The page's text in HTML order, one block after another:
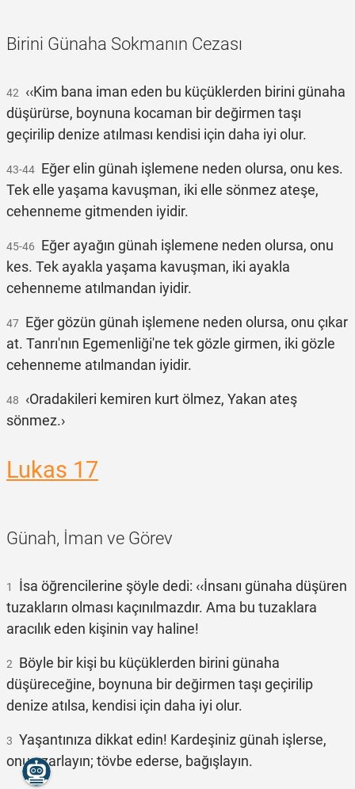
Birini Günaha Sokmanın Cezası
42 ‹‹Kim bana iman eden bu küçüklerden birini günaha
düşürürse, boynuna kocaman bir değirmen taşı
geçirilip denize atılması kendisi için daha iyi olur.
43-44 Eğer elin günah işlemene neden olursa, onu kes.
Tek elle yaşama kavuşman, iki elle sönmez ateşe,
cehenneme gitmenden iyidir.
45-46 Eğer ayağın günah işlemene neden olursa, onu
kes. Tek ayakla yaşama kavuşman, iki ayakla
cehenneme atılmandan iyidir.
47 Eğer gözün günah işlemene neden olursa, onu çıkar
at. Tanrı'nın Egemenliği'ne tek gözle girmen, iki gözle
cehenneme atılmandan iyidir.
48 ‹Oradakileri kemiren kurt ölmez, Yakan ateş
sönmez.›
Lukas 17
Günah, İman ve Görev
1
İsa öğrencilerine şöyle dedi: ‹‹İnsanı günaha düşüren
tuzakların olması kaçınılmazdır. Ama bu tuzaklara
aracılık eden kişinin vay haline!
2 Böyle bir kişi bu küçüklerden birini günaha
düşüreceğine, boynuna bir değirmen taşı geçirilip
denize atılsa, kendisi için daha iyi olur.
3 Yaşantınıza dikkat edin! Kardeşiniz günah işlerse,
onu azarlayın; tövbe ederse, bağışlayın.